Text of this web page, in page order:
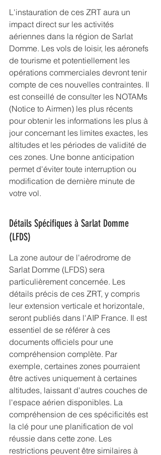
L'instauration de ces ZRT aura un
impact direct sur les activités
aériennes dans la région de Sarlat
Domme. Les vols de loisir, les aéronefs
de tourisme et potentiellement les
opérations commerciales devront tenir
compte de ces nouvelles contraintes. Il
est conseillé de consulter les NOTAMs
(Notice to Airmen) les plus récents
pour obtenir les informations les plus à
jour concernant les limites exactes, les
altitudes et les périodes de validité de
ces zones. Une bonne anticipation
permet d'éviter toute interruption ou
modification de dernière minute de
votre vol.
Détails Spécifiques à Sarlat Domme
(LFDS)
La zone autour de l'aérodrome de
Sarlat Domme (LFDS) sera
particulièrement concernée. Les
détails précis de ces ZRT, y compris
leur extension verticale et horizontale,
seront publiés dans l'AIP France. Il est
essentiel de se référer à ces
documents officiels pour une
compréhension complète. Par
exemple, certaines zones pourraient
être actives uniquement à certaines
altitudes, laissant d'autres couches de
l'espace aérien disponibles. La
compréhension de ces spécificités est
la clé pour une planification de vol
réussie dans cette zone. Les
restrictions peuvent être similaires à